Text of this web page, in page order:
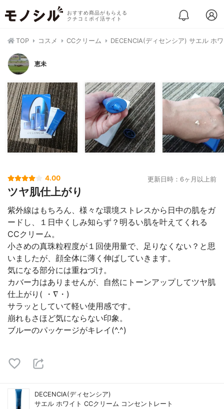
おすすめ商品がもらえる
クチコミポイ活サイト
TOP コスメ CCクリーム DECENCIA(ディセンシア) サエル ホ
恵未
4.00 更新日時：6ヶ月以上前
ツヤ肌仕上がり
紫外線はもちろん、様々な環境ストレスから日中の肌をガ
ードし、１日中くしみ知らず？明るい肌を叶えてくれる
CCクリーム。
小さめの真珠粒程度が１回使用量で、足りなくない？と思
いましたが、顔全体に薄く伸ばしていきます。
気になる部分には重ねづけ。
カバー力はありませんが、自然にトーンアップしてツヤ肌
仕上がり( ・∇・)
サラッとしていて軽い使用感です。
崩れもさほど気にならない印象。
ブルーのパッケージがキレイ(^.^)
DECENCIA(ディセンシア)
サエル ホワイト CCクリーム コンセントレート